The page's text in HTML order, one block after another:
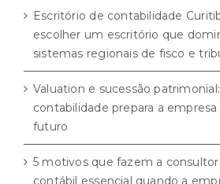
Escritório de contabilidade
escolher um escritório que
sistemas regionais de fisco e
Valuation e sucessão
contabilidade prepara a empresa
futuro
5 motivos que fazem a
contábil essencial quando a